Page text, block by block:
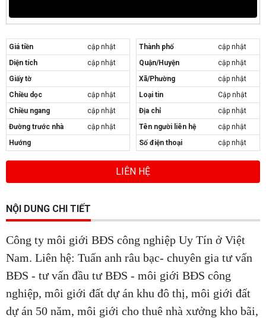
Giá tiền
cập nhật
Diện tích
cập nhật
Giấy tờ
Chiều dọc
cập nhật
Chiều ngang
cập nhật
Đường trước nhà
cập nhật
Hướng
Thành phố
cập nhật
Quận/Huyện
cập nhật
Xã/Phường
cập nhật
Loại tin
Cập nhật
Địa chỉ
cập nhật
Tên người liên hệ
cập nhật
Số điện thoại
cập nhật
LIÊN HỆ
NỘI DUNG CHI TIẾT
Công ty môi giới BĐS công nghiệp Uy Tín ở Việt
Nam. Liên hệ: Tuấn anh râu bạc- chuyên gia tư vấn
BĐS - tư vấn đầu tư BĐS - môi giới BĐS công
nghiệp, môi giới đất dự án khu đô thị, môi giới đất
dự án 50 năm, môi giới cho thuê nhà xưởng kho bãi,